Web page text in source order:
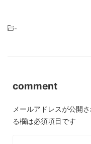
-
comment
メールアドレスが公開
る欄は必須項目です